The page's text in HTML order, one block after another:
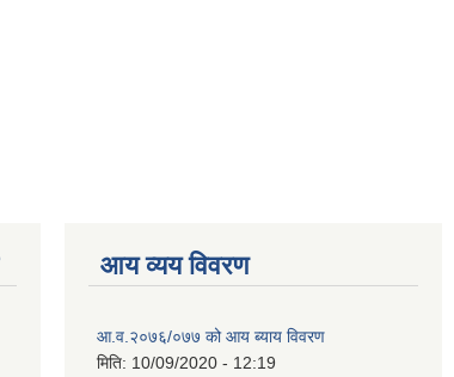
आय व्यय विवरण
आ.व.२०७६/०७७ को आय ब्याय विवरण
मिति: 10/09/2020 - 12:19